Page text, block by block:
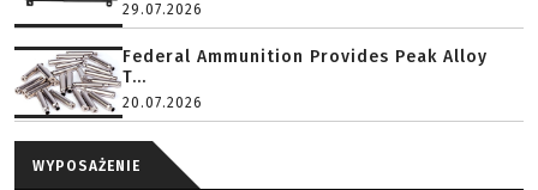
29.07.2026
Federal Ammunition Provides Peak Alloy
T...
20.07.2026
WYPOSAŻENIE